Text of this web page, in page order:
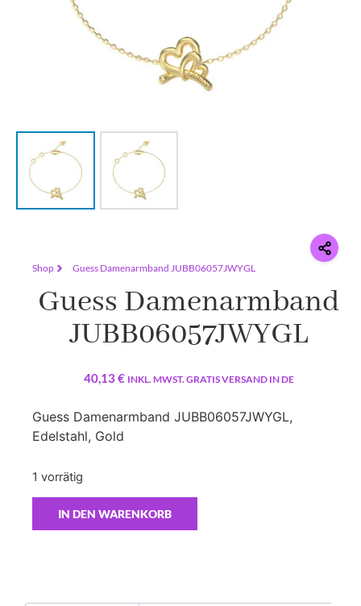
Shop Guess Damenarmband JUBB06057JWYGL
Guess Damenarmband
JUBB06057JWYGL
40,13€ INKL. MWST. GRATIS VERSAND IN DE
Guess Damenarmband JUBB06057JWYGL,
Edelstahl, Gold
1 vorrätig
IN DEN WARENKORB